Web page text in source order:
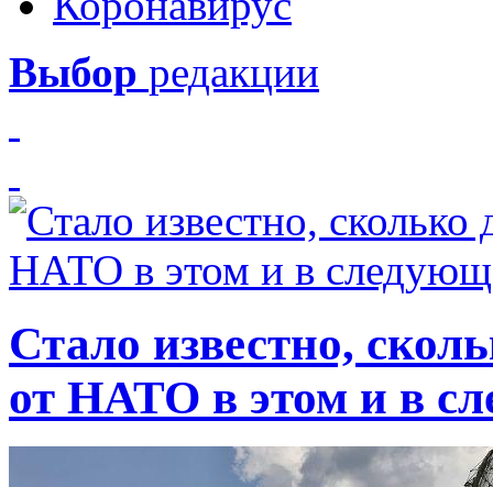
Выбор редакции
Стало известно,
от НАТО в этом и в